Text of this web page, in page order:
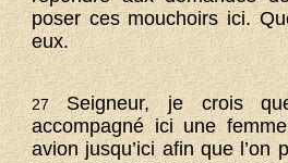
poser ces mouchoirs ici.
eux.
27Seigneur, je crois
accompagné ici une
avion jusqu’ici afin que l’on